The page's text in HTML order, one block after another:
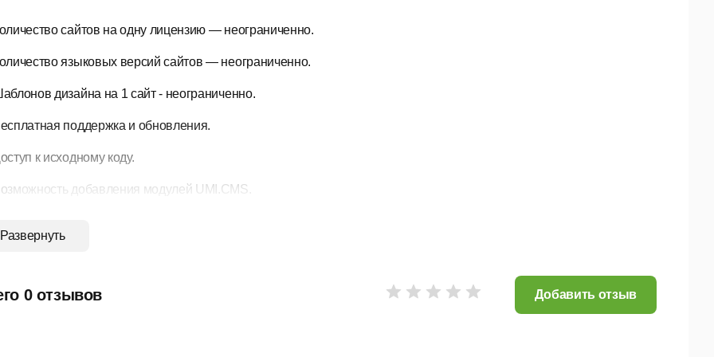
сайтов на одну лицензию — неограниченно.
языковых версий сайтов — неограниченно.
дизайна на 1 сайт - неограниченно.
поддержка и обновления.
к исходному коду.
добавления модулей UMI.CMS.
Развернуть
0 отзывов Добавить отзыв